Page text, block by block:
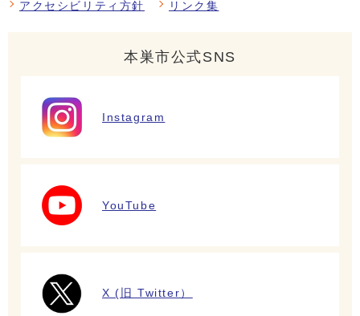
アクセシビリティ方針 リンク集
本巣市公式SNS
Instagram
YouTube
X (旧 Twitter）